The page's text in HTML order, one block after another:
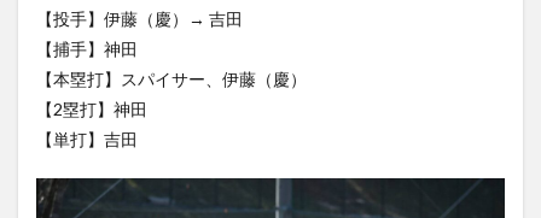
【投手】伊藤（慶）→ 吉田
【捕手】神田
【本塁打】スパイサー、伊藤（慶）
【2塁打】神田
【単打】吉田